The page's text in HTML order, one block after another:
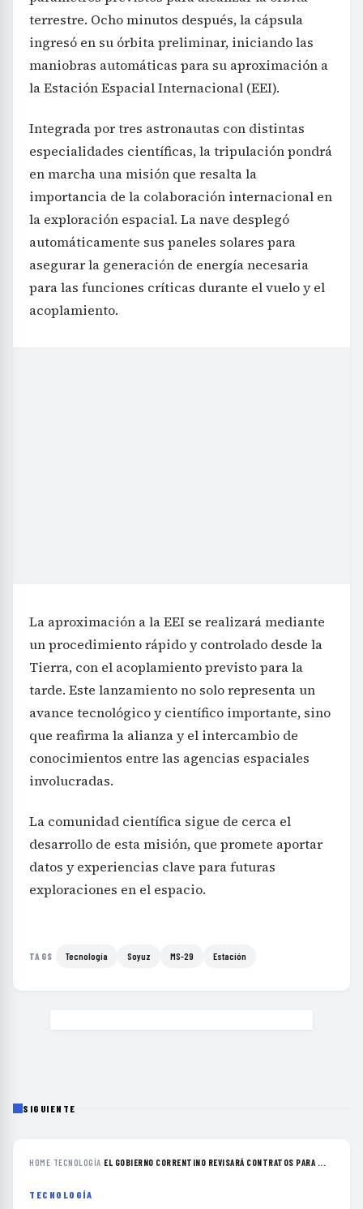
terrestre. Ocho minutos después, la cápsula
ingresó en su órbita preliminar, iniciando las
maniobras automáticas para su aproximación a
la Estación Espacial Internacional (EEI).
Integrada por tres astronautas con distintas
especialidades científicas, la tripulación pondrá
en marcha una misión que resalta la
importancia de la colaboración internacional en
la exploración espacial. La nave desplegó
automáticamente sus paneles solares para
asegurar la generación de energía necesaria
para las funciones críticas durante el vuelo y el
acoplamiento.
La aproximación a la EEI se realizará mediante
un procedimiento rápido y controlado desde la
Tierra, con el acoplamiento previsto para la
tarde. Este lanzamiento no solo representa un
avance tecnológico y científico importante, sino
que reafirma la alianza y el intercambio de
conocimientos entre las agencias espaciales
involucradas.
La comunidad científica sigue de cerca el
desarrollo de esta misión, que promete aportar
datos y experiencias clave para futuras
exploraciones en el espacio.
TAGS Tecnología Soyuz MS-29 Estación
SIGUIENTE
HOME› TECNOLOGÍA›EL GOBIERNO CORRENTINO REVISARÁ CONTRATOS PARA ...
TECNOLOGÍA